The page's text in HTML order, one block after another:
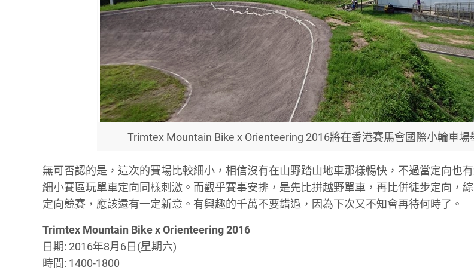
Trimtex Mountain Bike x Orienteering 2016將在香港賽馬會國際小輪車場
無可否認的是，這次的賽場比較細小，相信沒有在山野踏山地車那樣暢快，不過當定向也
細小賽區玩單車定向同樣刺激。而觀乎賽事安排，是先比拼越野單車，再比併徒步定向，
定向競賽，應該還有一定新意。有興趣的千萬不要錯過，因為下次又不知會再待何時了。
Trimtex Mountain Bike x Orienteering 2016
日期: 2016年8月6日(星期六)
時間: 1400-1800